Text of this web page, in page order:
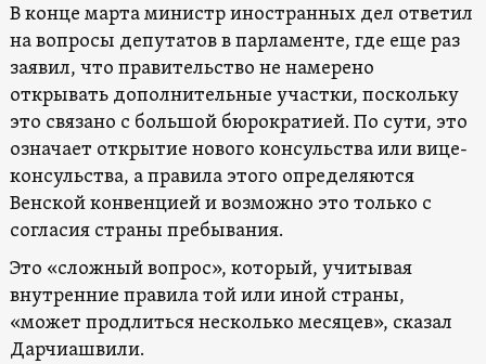
В конце марта министр иностранных дел ответил
на вопросы депутатов в парламенте, где еще раз
заявил, что правительство не намерено
открывать дополнительные участки, поскольку
это связано с большой бюрократией. По сути, это
означает открытие нового консульства или вице-
консульства, а правила этого определяются
Венской конвенцией и возможно это только с
согласия страны пребывания.
Это «сложный вопрос», который, учитывая
внутренние правила той или иной страны,
«может продлиться несколько месяцев», сказал
Дарчиашвили.